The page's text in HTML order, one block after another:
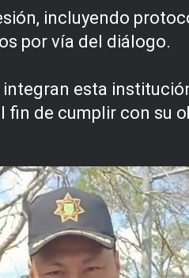
incluyendo
por vía del diálogo.
esta
de cumplir con su